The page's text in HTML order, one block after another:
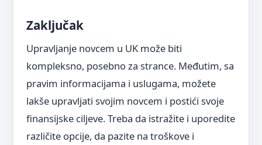
Zaključak
Upravljanje novcem u UK može biti
kompleksno, posebno za strance. Međutim, sa
pravim informacijama i uslugama, možete
lakše upravljati svojim novcem i postići svoje
finansijske ciljeve. Treba da istražite i uporedite
različite opcije, da pazite na troškove i